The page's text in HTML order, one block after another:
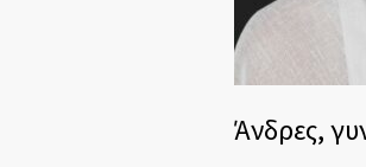
Άνδρες,